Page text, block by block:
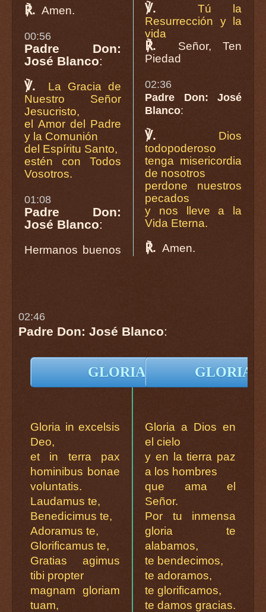
℟. Amen.
00:56
Padre Don:
José Blanco:
℣.
La Gracia de
Nuestro Señor
Jesucristo,
el Amor del Padre
y la Comunión
del Espíritu Santo,
estén con Todos
Vosotros.
01:08
Padre Don:
José Blanco:
Hermanos buenos
℣.
Tú la
Resurrección y la
vida
℟.
Señor, Ten
Piedad
02:36
Padre Don: José
Blanco:
℣.
Dios
todopoderoso
tenga misericordia
de nosotros
perdone nuestros
pecados
y nos lleve a la
Vida Eterna.
℟. Amen.
02:46
Padre Don: José Blanco:
GLORIA en Latín
Gloria in excelsis
Deo,
et in terra pax
hominibus bonae
voluntatis.
Laudamus te,
Benedicimus te,
Adoramus te,
Glorificamus te,
Gratias agimus
tibi propter
magnam gloriam
tuam,
GLORIA
Gloria a Dios en
el cielo
y en la tierra paz
a los hombres
que ama el
Señor.
Por tu inmensa
gloria te
alabamos,
te bendecimos,
te adoramos,
te glorificamos,
te damos gracias.